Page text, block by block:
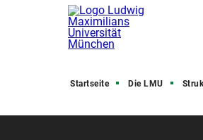
Startseite Die LMU